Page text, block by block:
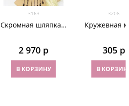
3163
Скромная шляпка с
2 970 р
В КОРЗИНУ
3208
Кружевная
305 р
В